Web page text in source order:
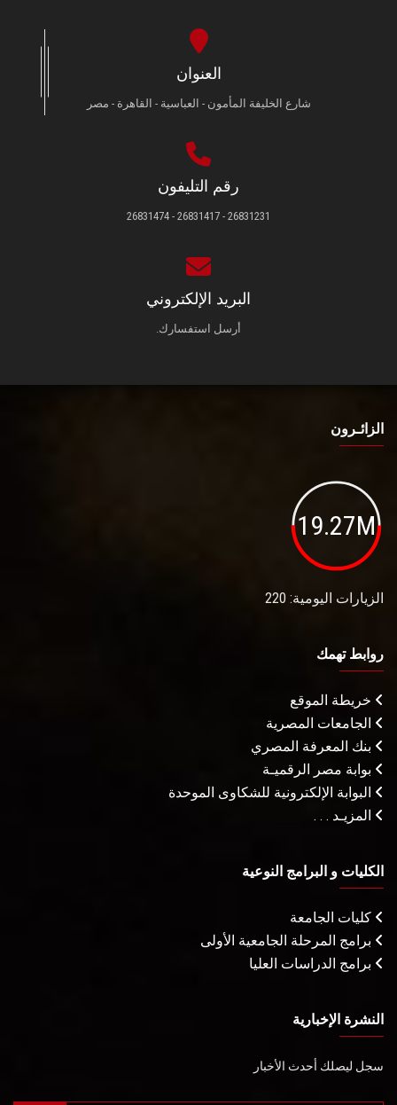
العنوان
شارع الخليفة المأمون - العباسية - القاهرة - مصر
رقم التليفون
26831231 - 26831417 - 26831474
البريد الإلكتروني
أرسل استفسارك.
الزائـرون
19.27M
الزيارات اليومية: 220
روابط تهمك
خريطة الموقع
الجامعات المصرية
بنك المعرفة المصري
بوابة مصر الرقميـة
البوابة الإلكترونية للشكاوى الموحدة
المزيـد . . .
الكليات و البرامج النوعية
كليات الجامعة
برامج المرحلة الجامعية الأولى
برامج الدراسات العليا
النشرة الإخبارية
سجل ليصلك أحدث الأخبار